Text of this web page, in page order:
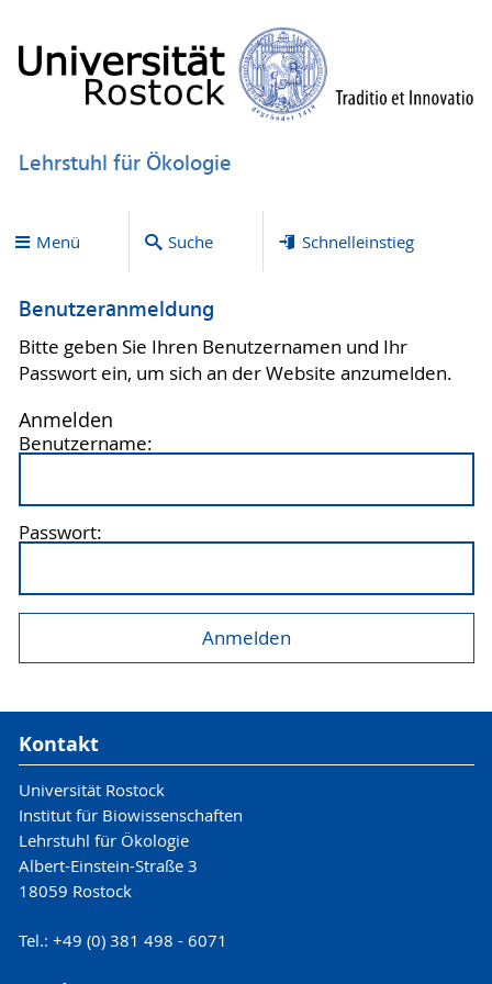
Lehrstuhl für Ökologie
Menü Suche Schnelleinstieg
Benutzeranmeldung
Bitte geben Sie Ihren Benutzernamen und Ihr
Passwort ein, um sich an der Website anzumelden.
Anmelden
Benutzername:
Passwort:
Kontakt
Universität Rostock
Institut für Biowissenschaften
Lehrstuhl für Ökologie
Albert-Einstein-Straße 3
18059 Rostock
Tel.: +49 (0) 381 498 - 6071